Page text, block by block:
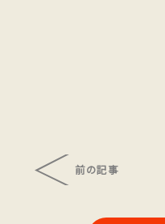
前の記事